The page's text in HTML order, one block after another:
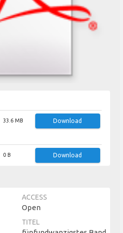
33.6 MB Download
0 B Download
ACCESS
Open
TITEL